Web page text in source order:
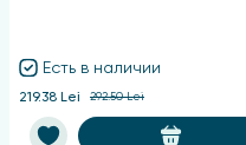
Есть в наличии
219.38 Lei 292.50 Lei